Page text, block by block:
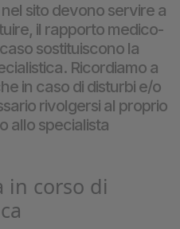
sito devono servire a
il rapporto medico-
sostituiscono la
Ricordiamo a
in caso di disturbi e/o
rivolgersi al proprio
allo specialista
in corso di